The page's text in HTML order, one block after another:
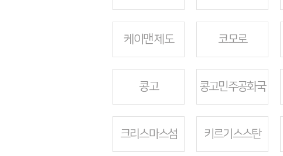
케이맨 제도 코모로
콩고 콩고민주공화국
크리스마스섬 키르기스스탄